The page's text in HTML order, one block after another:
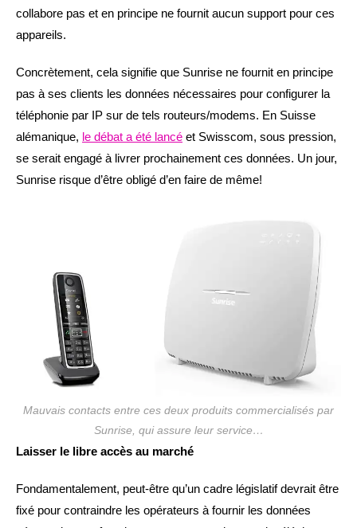
collabore pas et en principe ne fournit aucun support pour ces
appareils.
Concrètement, cela signifie que Sunrise ne fournit en principe
pas à ses clients les données nécessaires pour configurer la
téléphonie par IP sur de tels routeurs/modems. En Suisse
alémanique, le débat a été lancé et Swisscom, sous pression,
se serait engagé à livrer prochainement ces données. Un jour,
Sunrise risque d’être obligé d’en faire de même!
Mauvais contacts entre ces deux produits commercialisés par
Sunrise, qui assure leur service…
Laisser le libre accès au marché
Fondamentalement, peut-être qu’un cadre législatif devrait être
fixé pour contraindre les opérateurs à fournir les données